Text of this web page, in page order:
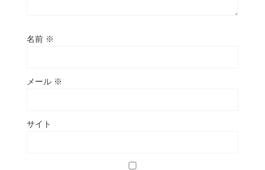
名前 ※
メール ※
サイト